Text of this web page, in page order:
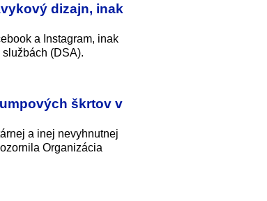
dizajn, inak
a Instagram, inak
(DSA).
škrtov v
a inej nevyhnutnej
Organizácia